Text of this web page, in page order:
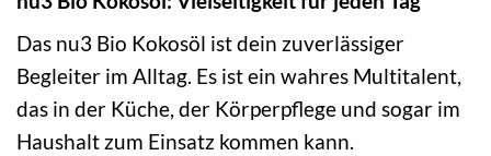
Das nu3 Bio Kokosöl ist dein zuverlässiger
Begleiter im Alltag. Es ist ein wahres Multitalent,
das in der Küche, der Körperpflege und sogar im
Haushalt zum Einsatz kommen kann.